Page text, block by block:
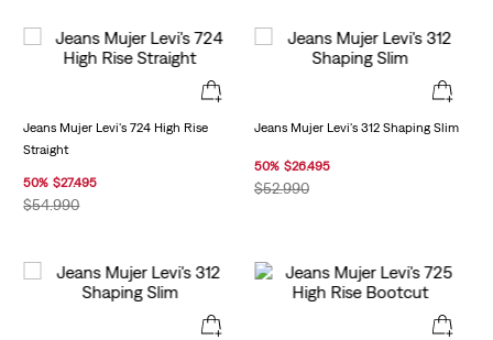
Jeans Mujer Levi's 724 High Rise
Straight
50% $27.495
$54.990
Jeans Mujer Levi's 312 Shaping Slim
50% $26.495
$52.990